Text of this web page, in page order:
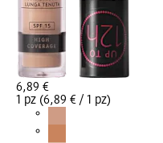
6,89 €
1 pz (6,89 € / 1 pz)